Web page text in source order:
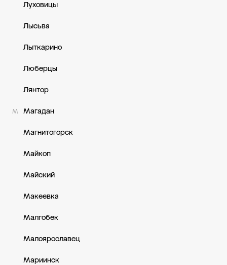
Луховицы
Лысьва
Лыткарино
Люберцы
Лянтор
М Магадан
Магнитогорск
Майкоп
Майский
Макеевка
Малгобек
Малоярославец
Мариинск